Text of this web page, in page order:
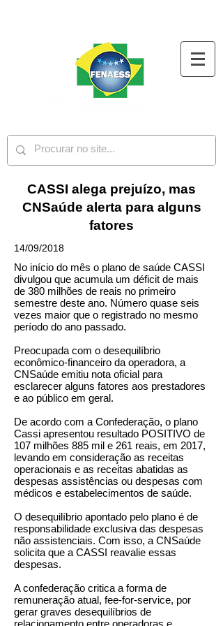
CASSI alega prejuízo, mas
CNSaúde alerta para alguns
fatores
14/09/2018
No início do mês o plano de saúde CASSI
divulgou que acumula um déficit de mais
de 380 milhões de reais no primeiro
semestre deste ano. Número quase seis
vezes maior que o registrado no mesmo
período do ano passado.
Preocupada com o desequilíbrio
econômico-financeiro da operadora, a
CNSaúde emitiu nota oficial para
esclarecer alguns fatores aos prestadores
e ao público em geral.
De acordo com a Confederação, o plano
Cassi apresentou resultado POSITIVO de
107 milhões 885 mil e 261 reais, em 2017,
levando em consideração as receitas
operacionais e as receitas abatidas as
despesas assistências ou despesas com
médicos e estabelecimentos de saúde.
O desequilíbrio apontado pelo plano é de
responsabilidade exclusiva das despesas
não assistenciais. Com isso, a CNSaúde
solicita que a CASSI reavalie essas
despesas.
A confederação critica a forma de
remuneração atual, fee-for-service, por
gerar graves desequilíbrios de
relacionamento entre operadoras e